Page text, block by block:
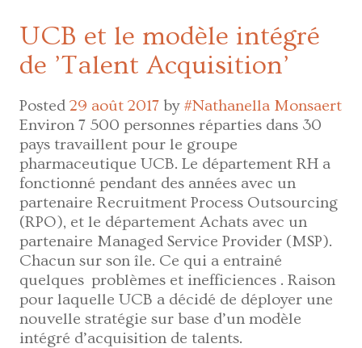
effectif
en
personnel
UCB et le modèle intégré
de ’Talent Acquisition’
Posted 29 août 2017 by #Nathanella Monsaert
Environ 7 500 personnes réparties dans 30
pays travaillent pour le groupe
pharmaceutique UCB. Le département RH a
fonctionné pendant des années avec un
partenaire Recruitment Process Outsourcing
(RPO), et le département Achats avec un
partenaire Managed Service Provider (MSP).
Chacun sur son île. Ce qui a entrainé
quelques problèmes et inefficiences . Raison
pour laquelle UCB a décidé de déployer une
nouvelle stratégie sur base d’un modèle
intégré d’acquisition de talents.